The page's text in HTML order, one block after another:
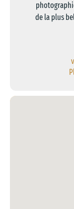
de la plus